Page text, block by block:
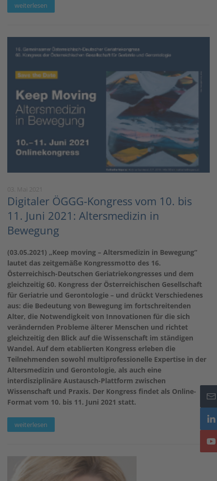
weiterlesen
Digitaler ÖGGG-Kongress vom 10. bis
11. Juni 2021: Altersmedizin in
Bewegung
(03.05.2021) „Keep moving – Altersmedizin in Bewegung“
lautet das zeitgemäße Kongressmotto des 16.
Österreichisch-Deutschen Geriatriekongresses und dem
gleichzeitig 60. Kongress der Österreichischen Gesellschaft
für Geriatrie und Gerontologie – und drückt Verschiedenes
aus: die Bedeutung von Bewegung im fortschreitenden
Alter, die Notwendigkeit von Innovationen für die sich
verändernden Probleme älterer Menschen und richtet
gleichzeitig den Blick auf die Wissenschaft im ständigen
Wandel. Auf dem etablierten Kongress erleben die
Teilnehmenden sowohl multiprofessionelle Expertise in der
Altersmedizin und Gerontologie, als auch eine
interdisziplinäre Austausch-Plattform zwischen
Wissenschaft und Praxis. Der Kongress findet als Online-
Format vom 10. bis 11. Juni 2021 statt.
weiterlesen